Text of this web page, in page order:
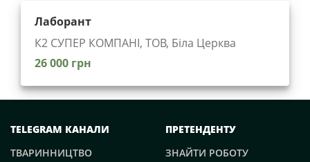
Лаборант
К2 СУПЕР КОМПАНІ, ТОВ, Біла Церква
26 000 грн
TELEGRAM КАНАЛИ
ТВАРИННИЦТВО
ПРЕТЕНДЕНТУ
ЗНАЙТИ РОБОТУ